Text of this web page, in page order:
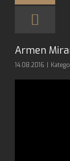
Armen
14.08.2016